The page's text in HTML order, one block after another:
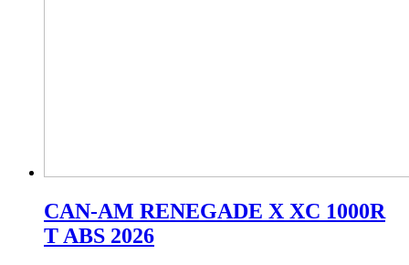
CAN-AM RENEGADE X XC 1000R
T ABS 2026